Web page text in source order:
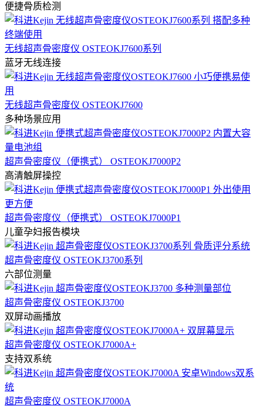
便捷骨质检测
无线超声骨密度仪 OSTEOKJ7600系列
蓝牙无线连接
无线超声骨密度仪 OSTEOKJ7600
多种场景应用
超声骨密度仪（便携式） OSTEOKJ7000P2
高清触屏操控
超声骨密度仪（便携式） OSTEOKJ7000P1
儿童孕妇报告模块
超声骨密度仪 OSTEOKJ3700系列
六部位测量
超声骨密度仪 OSTEOKJ3700
双屏动画播放
超声骨密度仪 OSTEOKJ7000A+
支持双系统
超声骨密度仪 OSTEOKJ7000A